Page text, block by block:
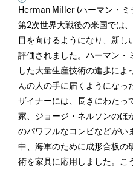
Herman Miller (ハーマン・ミ
第2次世界大戦後の米国では
目を向けるようになり、新し
評価されました。ハーマン・
した大量生産技術の進歩によ
んの人の手に届くようになっ
ザイナーには、長きにわたっ
家、ジョージ・ネルソンのほ
のパワフルなコンビなどがい
中、海軍のために成形合板の
術を家具に応用しました。こ